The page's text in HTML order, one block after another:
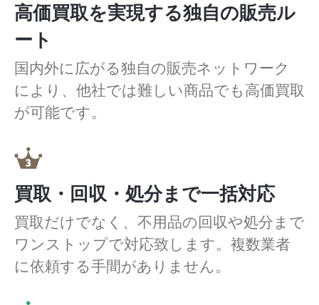
高価買取を実現する独自の販売ル
ート
国内外に広がる独自の販売ネットワーク
により、他社では難しい商品でも高価買取
が可能です。
買取・回収・処分まで一括対応
買取だけでなく、不用品の回収や処分まで
ワンストップで対応致します。複数業者
に依頼する手間がありません。